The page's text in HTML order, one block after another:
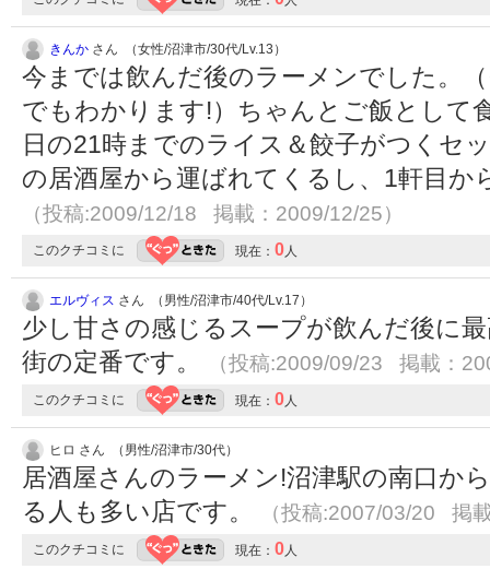
きんか さん （女性/沼津市/30代/Lv.13）
今までは飲んだ後のラーメンでした。
でもわかります!）ちゃんとご飯として
日の21時までのライス＆餃子がつくセ
の居酒屋から運ばれてくるし、1軒目か
（投稿:2009/12/18 掲載：2009/12/25）
このクチコミに 現在： 0人
エルヴィス さん （男性/沼津市/40代/Lv.17）
少し甘さの感じるスープが飲んだ後に
街の定番です。
（投稿:2009/09/23 掲載：
このクチコミに 現在： 0人
ヒロ さん （男性/沼津市/30代）
居酒屋さんのラーメン!沼津駅の南口か
る人も多い店です。
（投稿:2007/03/20 掲
このクチコミに 現在： 0人